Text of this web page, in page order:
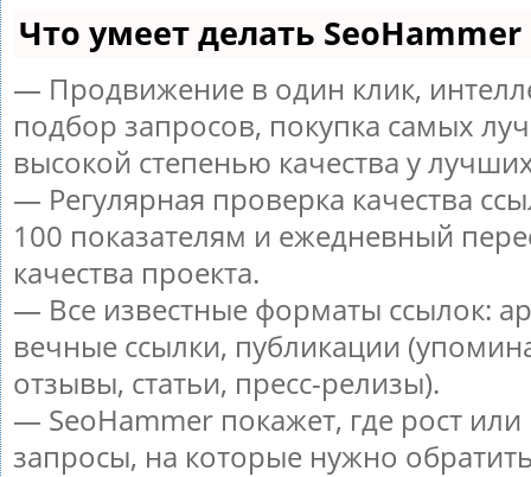
Что умеет делать SeoHammer
— Продвижение в один клик,
подбор запросов, покупка самых
высокой степенью качества у
— Регулярная проверка качества
100 показателям и ежедневный
качества проекта.
— Все известные форматы ссылок:
вечные ссылки, публикации
отзывы, статьи, пресс-релизы).
— SeoHammer покажет, где рост или
запросы, на которые нужно